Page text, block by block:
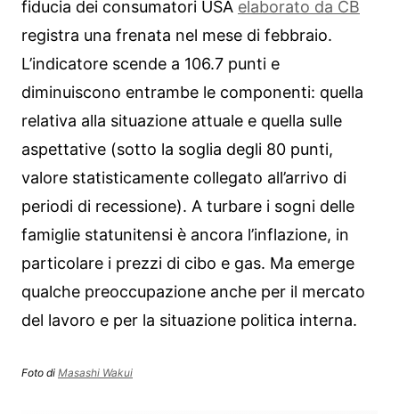
fiducia dei consumatori USA elaborato da CB
registra una frenata nel mese di febbraio.
L’indicatore scende a 106.7 punti e
diminuiscono entrambe le componenti: quella
relativa alla situazione attuale e quella sulle
aspettative (sotto la soglia degli 80 punti,
valore statisticamente collegato all’arrivo di
periodi di recessione). A turbare i sogni delle
famiglie statunitensi è ancora l’inflazione, in
particolare i prezzi di cibo e gas. Ma emerge
qualche preoccupazione anche per il mercato
del lavoro e per la situazione politica interna.
Foto di Masashi Wakui